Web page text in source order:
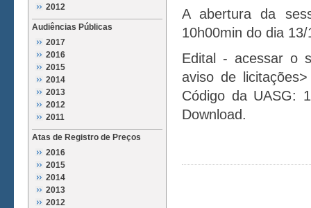
2012
Audiências Públicas
2017
2016
2015
2014
2013
2012
2011
Atas de Registro de Preços
2016
2015
2014
2013
2012
A abertura da
10h00min do dia
Edital - acessar o
aviso de
Código da UASG:
Download.